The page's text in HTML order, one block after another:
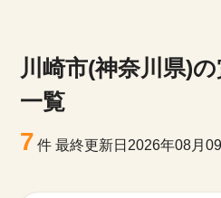
見学会・イベント情報
川崎市(神奈川県)
一覧
7 件最終更新日2026年08月
甲信越・北陸
九州・沖縄